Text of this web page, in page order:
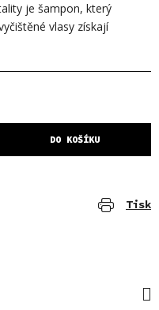
je šampon, který
vlasy získají
DO KOŠÍKU
Tisk